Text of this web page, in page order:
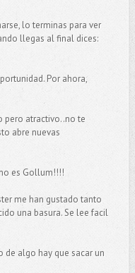
lo terminas para ver
llegas al final dices:
Por ahora,
pero atractivo..no te
abre nuevas
es Gollum!!!!
me han gustado tanto
una basura. Se lee facil
de algo hay que sacar un